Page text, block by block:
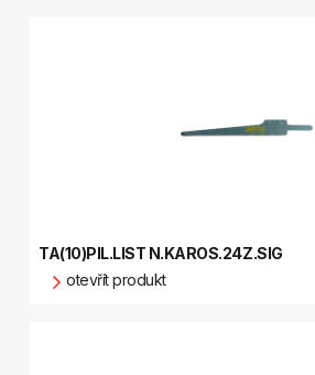
TA(10)PIL.LIST N.KAROS.24Z.SIG
otevřít produkt